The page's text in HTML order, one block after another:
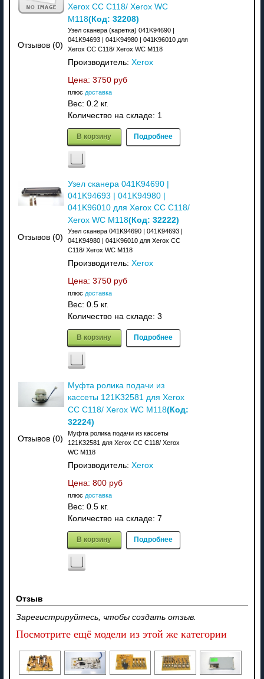
Отзывов (0)
Xerox CC C118/ Xerox WC
M118(Код: 32208)
Узел сканера (каретка) 041K94690 |
041K94693 | 041K94980 | 041K96010 для
Xerox CC C118/ Xerox WC M118
Производитель: Xerox
Цена: 3750 руб
плюс доставка
Вес: 0.2 кг.
Количество на складе: 1
В корзину Подробнее
Отзывов (0)
Узел сканера 041K94690 |
041K94693 | 041K94980 |
041K96010 для Xerox CC C118/
Xerox WC M118(Код: 32222)
Узел сканера 041K94690 | 041K94693 |
041K94980 | 041K96010 для Xerox CC
C118/ Xerox WC M118
Производитель: Xerox
Цена: 3750 руб
плюс доставка
Вес: 0.5 кг.
Количество на складе: 3
В корзину Подробнее
Отзывов (0)
Муфта ролика подачи из
кассеты 121K32581 для Xerox
CC C118/ Xerox WC M118(Код:
32224)
Муфта ролика подачи из кассеты
121K32581 для Xerox CC C118/ Xerox
WC M118
Производитель: Xerox
Цена: 800 руб
плюс доставка
Вес: 0.5 кг.
Количество на складе: 7
В корзину Подробнее
Отзыв
Зарегистрируйтесь, чтобы создать отзыв.
Посмотрите ещё модели из этой же категории